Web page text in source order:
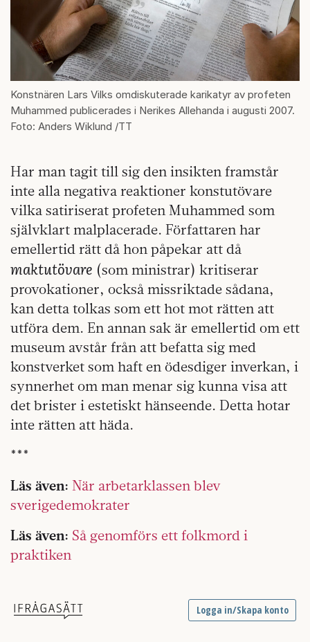
Konstnären Lars Vilks omdiskuterade karikatyr av profeten
Muhammed publicerades i Nerikes Allehanda i augusti 2007.
Foto: Anders Wiklund /TT
Har man tagit till sig den insikten framstår
inte alla negativa reaktioner konstutövare
vilka satiriserat profeten Muhammed som
självklart malplacerade. Författaren har
emellertid rätt då hon påpekar att då
maktutövare (som ministrar) kritiserar
provokationer, också missriktade sådana,
kan detta tolkas som ett hot mot rätten att
utföra dem. En annan sak är emellertid om ett
museum avstår från att befatta sig med
konstverket som haft en ödesdiger inverkan, i
synnerhet om man menar sig kunna visa att
det brister i estetiskt hänseende. Detta hotar
inte rätten att häda.
***
Läs även: När arbetarklassen blev
sverigedemokrater
Läs även: Så genomförs ett folkmord i
praktiken